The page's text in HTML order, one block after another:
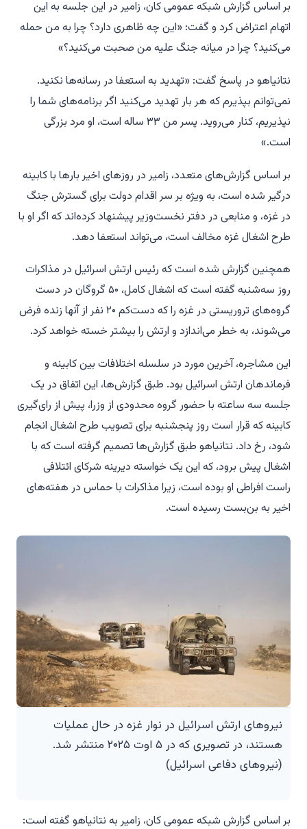
بر اساس گزارش شبکه عمومی کان، زامیر در این جلسه به این
اتهام اعتراض کرد و گفت: «این چه ظاهری دارد؟ چرا به من حمله
می‌کنید؟ چرا در میانه جنگ علیه من صحبت می‌کنید؟»
نتانیاهو در پاسخ گفت: «تهدید به استعفا در رسانه‌ها نکنید.
نمی‌توانم بپذیرم که هر بار تهدید می‌کنید اگر برنامه‌های شما را
نپذیریم، کنار می‌روید. پسر من ۳۳ ساله است، او مرد بزرگی
است.»
بر اساس گزارش‌های متعدد، زامیر در روزهای اخیر بارها با کابینه
درگیر شده است، به ویژه بر سر اقدام دولت برای گسترش جنگ
در غزه، و منابعی در دفتر نخست‌وزیر پیشنهاد کرده‌اند که اگر او با
طرح اشغال غزه مخالف است، می‌تواند استعفا دهد.
همچنین گزارش شده است که رئیس ارتش اسرائیل در مذاکرات
روز سه‌شنبه گفته است که اشغال کامل، ۵۰ گروگان در دست
گروه‌های تروریستی در غزه را که دست‌کم ۲۰ نفر از آنها زنده فرض
می‌شوند، به خطر می‌اندازد و ارتش را بیشتر خسته خواهد کرد.
این مشاجره، آخرین مورد در سلسله اختلافات بین کابینه و
فرماندهان ارتش اسرائیل بود. طبق گزارش‌ها، این اتفاق در یک
جلسه سه ساعته با حضور گروه محدودی از وزرا، پیش از رای‌گیری
کابینه که قرار است روز پنجشنبه برای تصویب طرح اشغال انجام
شود، رخ داد. نتانیاهو طبق گزارش‌ها تصمیم گرفته است که با
اشغال پیش برود، که این یک خواسته دیرینه شرکای ائتلافی
راست افراطی او بوده است، زیرا مذاکرات با حماس در هفته‌های
اخیر به بن‌بست رسیده است.
نیروهای ارتش اسرائیل در نوار غزه در حال عملیات
هستند، در تصویری که در ۵ اوت ۲۰۲۵ منتشر شد.
(نیروهای دفاعی اسرائیل)
بر اساس گزارش شبکه عمومی کان، زامیر به نتانیاهو گفته است: